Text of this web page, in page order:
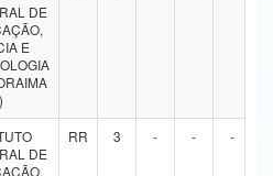
e Comunicações
DE
E
DE
RR 3 - - -